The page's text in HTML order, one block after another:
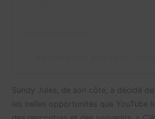
Sundy Jules, de son côté, à décidé
les belles opportunités que YouTube